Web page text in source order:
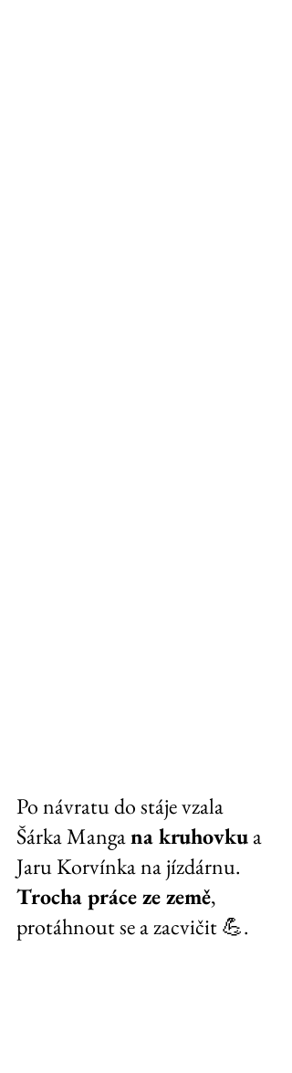
Po návratu do stáje vzala
Šárka Manga na kruhovku a
Jaru Korvínka na jízdárnu.
Trocha práce ze země,
protáhnout se a zacvičit 💪.